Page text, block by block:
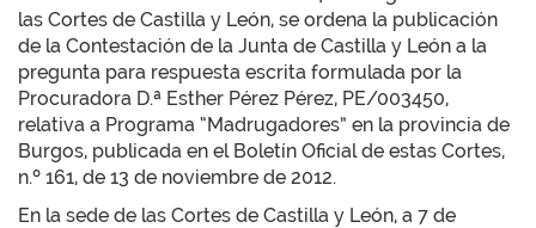
las Cortes de Castilla y León, se ordena la publicación
de la Contestación de la Junta de Castilla y León a la
pregunta para respuesta escrita formulada por la
Procuradora D.ª Esther Pérez Pérez, PE/003450,
relativa a Programa “Madrugadores” en la provincia de
Burgos, publicada en el Boletín Oficial de estas Cortes,
n.º 161, de 13 de noviembre de 2012.
En la sede de las Cortes de Castilla y León, a 7 de